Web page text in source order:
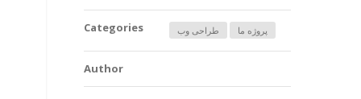
Categories پروژه ما طراحی وب
Author